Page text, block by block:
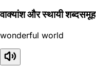
वाक्यांश और स्थायी शब्दसमूह
wonderful world